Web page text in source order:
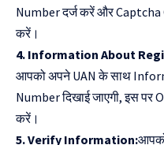
Number दर्ज करें और Captcha
करें।
4. Information About
आपको अपने UAN के साथ
Number दिखाई जाएगी, इस पर
करें।
5. Verify Information: